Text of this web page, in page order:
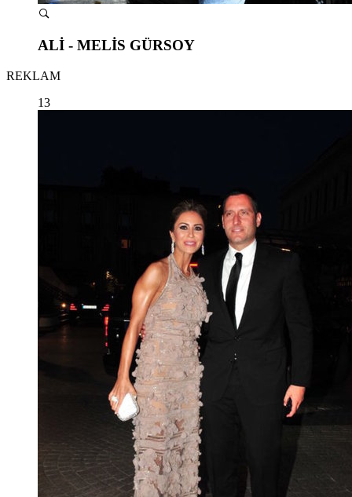
ALİ - MELİS GÜRSOY
REKLAM
13